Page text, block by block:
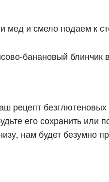
мед и смело подаем к
рецепт
его сохранить или
нам будет безумно